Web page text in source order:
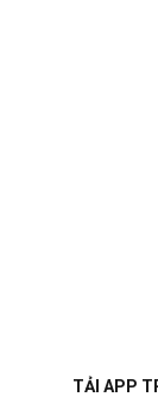
TẢI APP